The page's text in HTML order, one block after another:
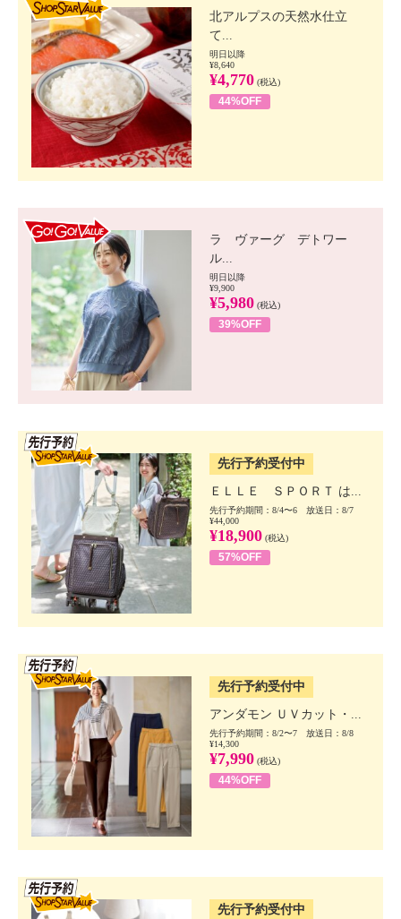
北アルプスの天然水仕立
て...
明日以降
¥8,640
¥4,770 (税込)
44%OFF
ラ ヴァーグ デトワー
ル...
明日以降
¥9,900
¥5,980 (税込)
39%OFF
先行予約受付中
ＥＬＬＥ ＳＰＯＲＴ は...
先行予約期間：8/4〜6 放送日：8/7
¥44,000
¥18,900 (税込)
57%OFF
先行予約受付中
アンダモン ＵＶカット・...
先行予約期間：8/2〜7 放送日：8/8
¥14,300
¥7,990 (税込)
44%OFF
先行予約受付中